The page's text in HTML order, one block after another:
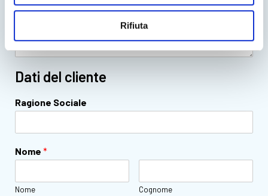
Rifiuta
Dati del cliente
Ragione Sociale
Nome *
Nome Cognome